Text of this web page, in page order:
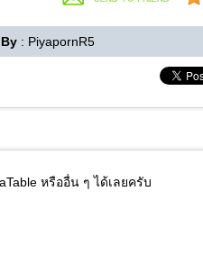
By : PiyapornR5
หรืออื่น ๆ ได้เลยครับ